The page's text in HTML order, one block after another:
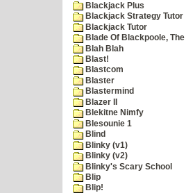
Blackjack Plus
Blackjack Strategy Tutor
Blackjack Tutor
Blade Of Blackpoole, The
Blah Blah
Blast!
Blastcom
Blaster
Blastermind
Blazer II
Blekitne Nimfy
Blesounie 1
Blind
Blinky (v1)
Blinky (v2)
Blinky's Scary School
Blip
Blip!